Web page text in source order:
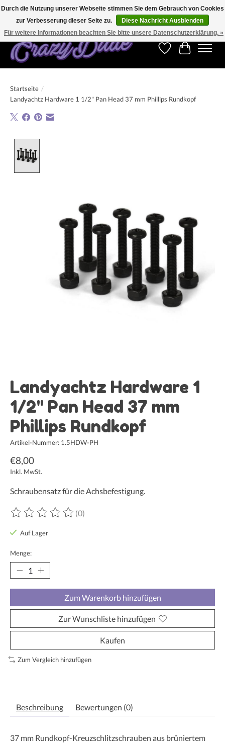
Kostenfreier Versand für Bestellungen ab 250 €. Weltweite Lieferung!
Wunschzettel
Ihr
Startseite /
Landyachtz Hardware 1 1/2" Pan Head 37 mm Phillips Rundkopf
Landyachtz Hardware 1
1/2" Pan Head 37 mm
Phillips Rundkopf
Artikel-Nummer: 1.5HDW-PH
€8,00
Inkl. MwSt.
Schraubensatz für die Achsbefestigung.
Die Bewertung dieses Produkts ist
(0)
Auf Lager
Menge:
Zum Warenkorb hinzufügen
Zur Wunschliste hinzufügen
Kaufen
Zum Vergleich hinzufügen
Beschreibung Bewertungen (0)
37 mm Rundkopf-Kreuzschlitzschrauben aus brüniertem
Durch die Nutzung unserer Webseite stimmen Sie dem Gebrauch von Cookies
zur Verbesserung dieser Seite zu.
Diese Nachricht Ausblenden
Für weitere Informationen beachten Sie bitte unsere Datenschutzerklärung. »